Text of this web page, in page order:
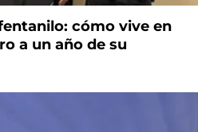
cómo vive en
a un año de su